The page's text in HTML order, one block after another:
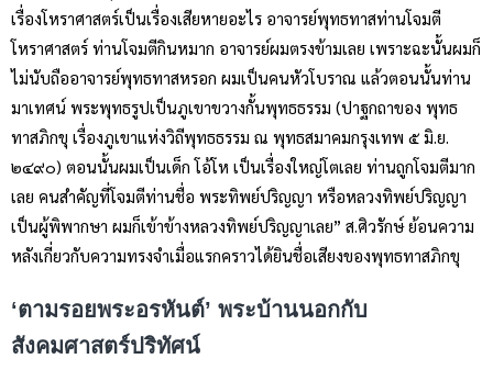
เรื่องโหราศาสตร์เป็นเรื่องเสียหายอะไร อาจารย์พุทธทาสท่านโจมตี
โหราศาสตร์ ท่านโจมตีกินหมาก อาจารย์ผมตรงข้ามเลย เพราะฉะนั้นผมก็
ไม่นับถืออาจารย์พุทธทาสหรอก ผมเป็นคนหัวโบราณ แล้วตอนนั้นท่าน
มาเทศน์ พระพุทธรูปเป็นภูเขาขวางกั้นพุทธธรรม (ปาฐกถาของ พุทธ
ทาสภิกขุ เรื่องภูเขาแห่งวิถีพุทธธรรม ณ พุทธสมาคมกรุงเทพ ๕ มิ.ย.
๒๔๙๐) ตอนนั้นผมเป็นเด็ก โอ้โห เป็นเรื่องใหญ่โตเลย ท่านถูกโจมตีมาก
เลย คนสำคัญที่โจมตีท่านชื่อ พระทิพย์ปริญญา หรือหลวงทิพย์ปริญญา
เป็นผู้พิพากษา ผมก็เข้าข้างหลวงทิพย์ปริญญาเลย” ส.ศิวรักษ์ ย้อนความ
หลังเกี่ยวกับความทรงจำเมื่อแรกคราวได้ยินชื่อเสียงของพุทธทาสภิกขุ
‘ตามรอยพระอรหันต์’ พระบ้านนอกกับ
สังคมศาสตร์ปริทัศน์